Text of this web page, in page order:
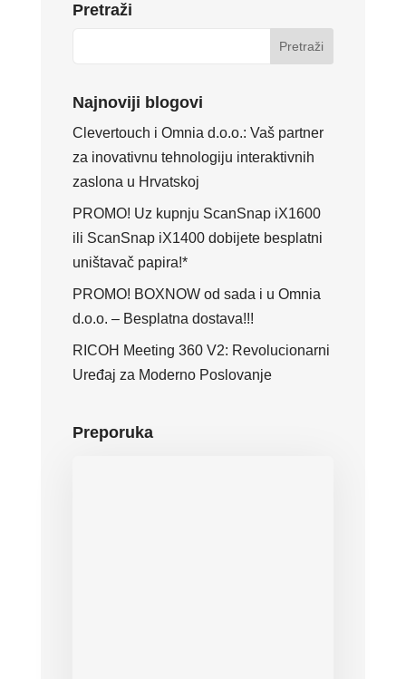
Pretraži
Najnoviji blogovi
Clevertouch i Omnia d.o.o.: Vaš partner
za inovativnu tehnologiju interaktivnih
zaslona u Hrvatskoj
PROMO! Uz kupnju ScanSnap iX1600
ili ScanSnap iX1400 dobijete besplatni
uništavač papira!*
PROMO! BOXNOW od sada i u Omnia
d.o.o. – Besplatna dostava!!!
RICOH Meeting 360 V2: Revolucionarni
Uređaj za Moderno Poslovanje
Preporuka